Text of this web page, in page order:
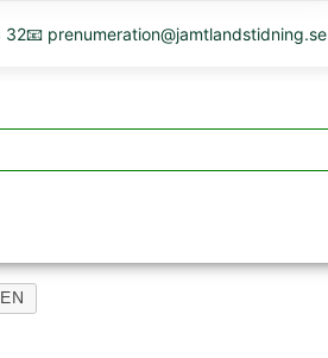
32📧 prenumeration@jamtlandstidning.se